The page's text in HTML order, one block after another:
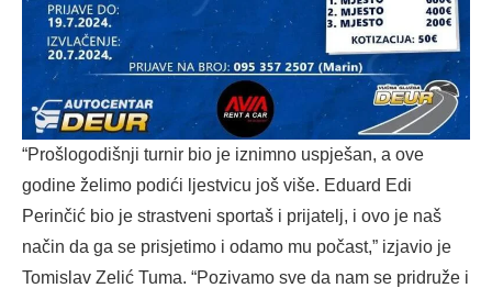
“Prošlogodišnji turnir bio je iznimno uspješan, a ove
godine želimo podići ljestvicu još više. Eduard Edi
Perinčić bio je strastveni sportaš i prijatelj, i ovo je naš
način da ga se prisjetimo i odamo mu počast,” izjavio je
Tomislav Zelić Tuma. “Pozivamo sve da nam se pridruže i